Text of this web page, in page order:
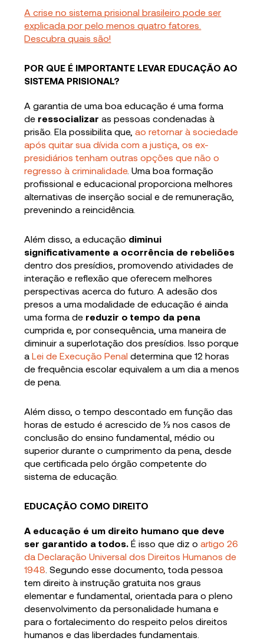
A crise no sistema prisional brasileiro pode ser
explicada por pelo menos quatro fatores.
Descubra quais são!
POR QUE É IMPORTANTE LEVAR EDUCAÇÃO AO
SISTEMA PRISIONAL?
A garantia de uma boa educação é uma forma
de ressocializar as pessoas condenadas à
prisão. Ela possibilita que,ao retornar à sociedade
após quitar sua dívida com a justiça, os ex-
presidiários tenham outras opções que não o
regresso à criminalidade. Uma boa formação
profissional e educacional proporciona melhores
alternativas de inserção social e de remuneração,
prevenindo a reincidência.
Além disso, a educação diminui
significativamente a ocorrência de rebeliões
dentro dos presídios, promovendo atividades de
interação e reflexão que oferecem melhores
perspectivas acerca do futuro. A adesão dos
presos a uma modalidade de educação é ainda
uma forma de reduzir o tempo da pena
cumprida e, por consequência, uma maneira de
diminuir a superlotação dos presídios. Isso porque
aLei de Execução Penal determina que 12 horas
de frequência escolar equivalem a um dia a menos
de pena.
Além disso, o tempo descontado em função das
horas de estudo é acrescido de ⅓ nos casos de
conclusão do ensino fundamental, médio ou
superior durante o cumprimento da pena, desde
que certificada pelo órgão competente do
sistema de educação.
EDUCAÇÃO COMO DIREITO
A educação é um direito humano que deve
ser garantido a todos. É isso que diz oartigo 26
da Declaração Universal dos Direitos Humanos de
1948 . Segundo esse documento, toda pessoa
tem direito à instrução gratuita nos graus
elementar e fundamental, orientada para o pleno
desenvolvimento da personalidade humana e
para o fortalecimento do respeito pelos direitos
humanos e das liberdades fundamentais.